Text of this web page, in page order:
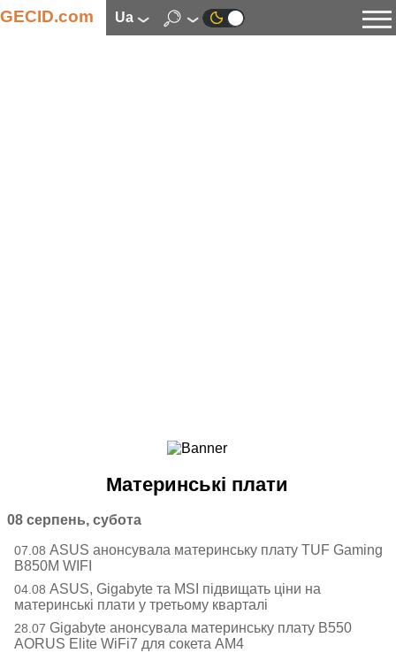
GECID.com ua
Смартфони
Периферія
Материнські плати
08 серпень, субота
07.08 ASUS анонсувала материнську плату TUF Gaming
B850M WIFI
04.08 ASUS, Gigabyte та MSI підвищать ціни на
материнські плати у третьому кварталі
28.07 Gigabyte анонсувала материнську плату B550
AORUS Elite WiFi7 для сокета AM4